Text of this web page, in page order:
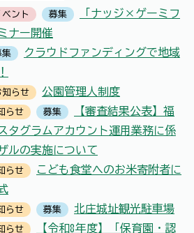
ベント 募集
「ナッジ×ゲーミフ
ナー開催
集
クラウドファンディングで地域
知らせ
公園管理人制度
らせ 募集
【審査結果公表】福
タグラムアカウント運用業務に係
ルの実施について
らせ
こども食堂へのお米寄附者に
らせ 募集
北庄城址観光駐車場
らせ
【令和8年度】「保育園・認